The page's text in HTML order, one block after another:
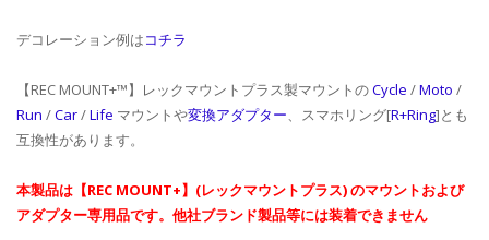
デコレーション例はコチラ
【REC MOUNT+™】レックマウントプラス製マウントのCycle /Moto /
Run /Car/Life マウントや変換アダプター、スマホリング[R+Ring]とも
互換性があります。
本製品は【REC MOUNT+】(レックマウントプラス) のマウントおよび
アダプター専用品です。他社ブランド製品等には装着できません